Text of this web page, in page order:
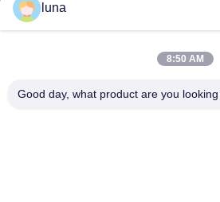
Bonne qualité de la Chine Poudre de
Chemical Co., Ltd . Tous
luna
8:50 AM
Good day, what product are you